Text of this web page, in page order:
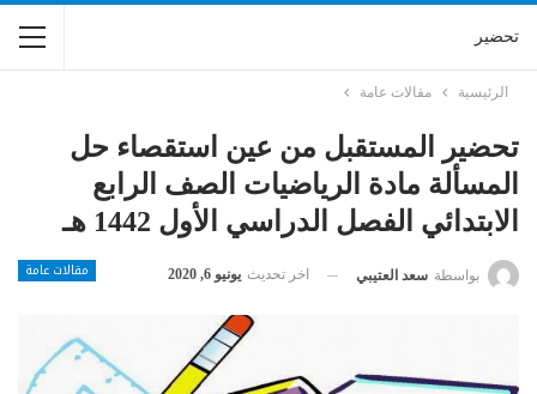
تحضير
الرئيسية مقالات عامة
تحضير المستقبل من عين استقصاء حل
المسألة مادة الرياضيات الصف الرابع
الابتدائي الفصل الدراسي الأول 1442 هـ
مقالات عامة بواسطة سعد العتيبي اخر تحديث يونيو 6, 2020